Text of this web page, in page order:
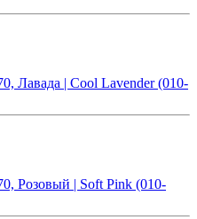
Лавада | Cool Lavender (010-
Розовый | Soft Pink (010-